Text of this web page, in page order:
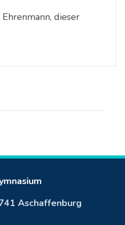
dieser
Aschaffenburg